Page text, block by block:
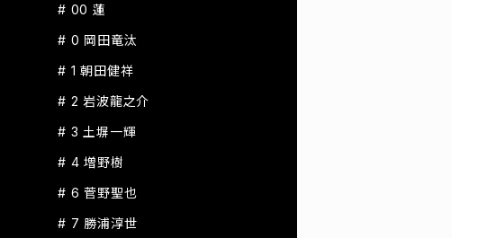
# 00 蓮
# 0 岡田竜汰
# 1 朝田健祥
# 2 岩波龍之介
# 3 土塀一輝
# 4 増野樹
# 6 菅野聖也
# 7 勝浦淳世